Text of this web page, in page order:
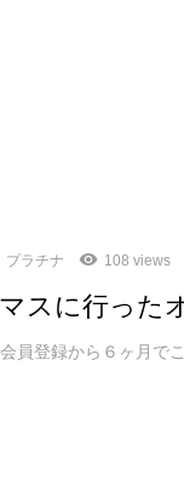
プラチナ 108 views
スに行った
員登録から６ヶ月で